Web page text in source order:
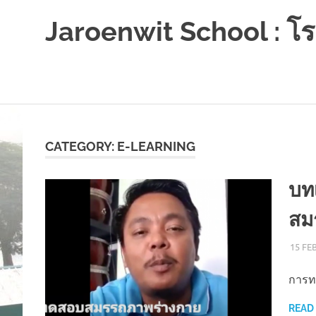
content
Jaroenwit School : โ
CATEGORY: E-LEARNING
บ
ส
15
การ